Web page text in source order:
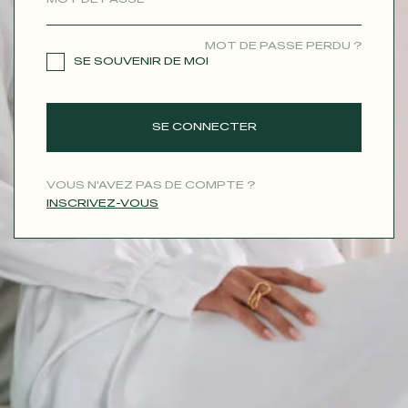
MOT DE PASSE PERDU ?
SE SOUVENIR DE MOI
SE CONNECTER
VOUS N'AVEZ PAS DE COMPTE ?
INSCRIVEZ-VOUS